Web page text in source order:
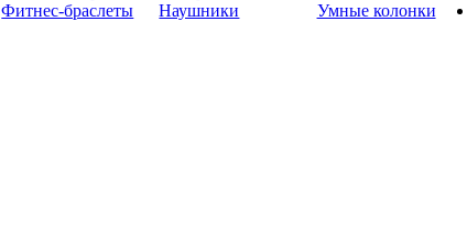
Фитнес-браслеты Наушники
Умные колонки